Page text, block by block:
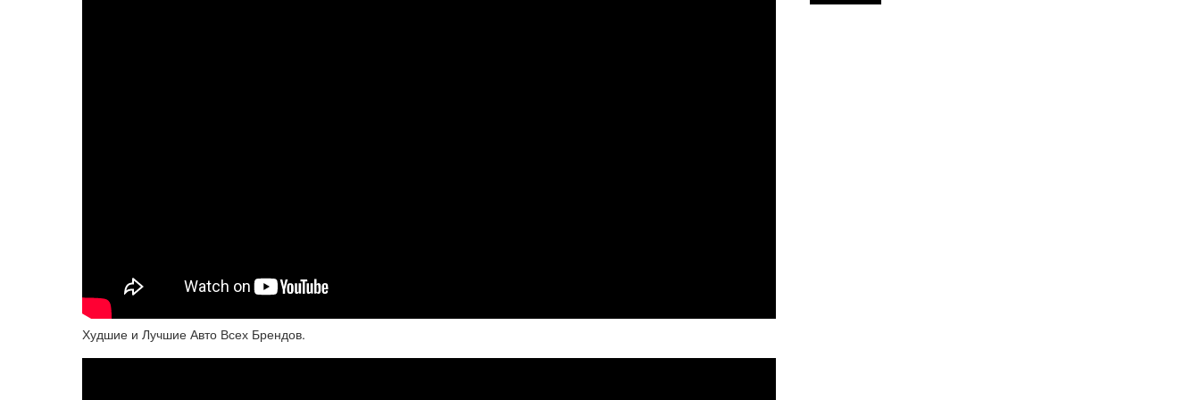
Худшие и Лучшие Авто Всех Брендов.